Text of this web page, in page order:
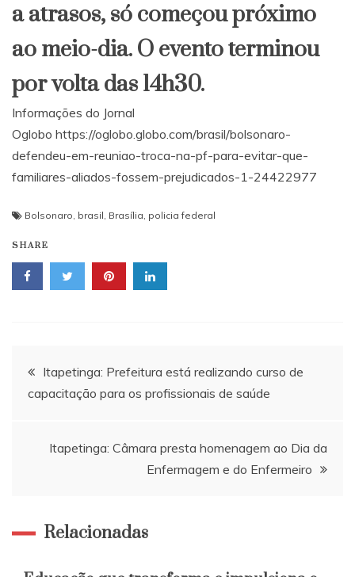
a atrasos, só começou próximo
ao meio-dia. O evento terminou
por volta das 14h30.
Informações do Jornal
Oglobo https://oglobo.globo.com/brasil/bolsonaro-
defendeu-em-reuniao-troca-na-pf-para-evitar-que-
familiares-aliados-fossem-prejudicados-1-24422977
Bolsonaro, brasil, Brasília, policia federal
SHARE
Navegação
de
Post
Itapetinga: Prefeitura está realizando curso de
capacitação para os profissionais de saúde
Itapetinga: Câmara presta homenagem ao Dia da
Enfermagem e do Enfermeiro
Relacionadas